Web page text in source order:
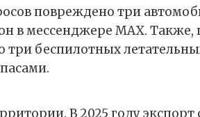
повреждено три
в мессенджере МАХ. Также,
беспилотных
В 2025 году